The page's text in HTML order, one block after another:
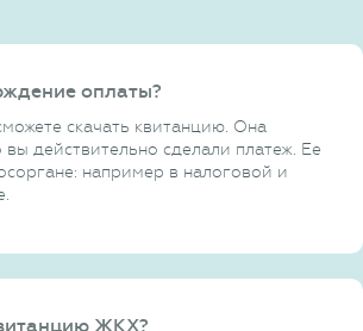
оплаты?
скачать квитанцию. Она
вы действительно сделали платеж. Ее
например в налоговой и
ЖКХ?